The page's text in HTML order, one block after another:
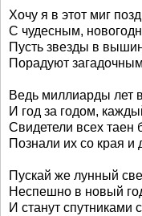
Хочу я в этот миг
С чудесным,
Пусть звезды в
Порадуют
Ведь миллиарды лет
И год за годом,
Свидетели всех таен
Познали их со края и
Пускай же лунный
Неспешно в новый
И станут спутниками